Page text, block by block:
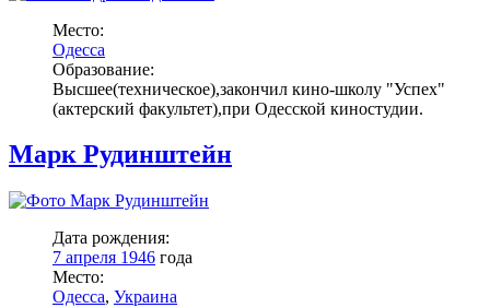
Место:
Одесса
Образование:
Высшее(техническое),закончил кино-школу "Успех"
(актерский факультет),при Одесской киностудии.
Марк Рудинштейн
Дата рождения:
7 апреля 1946 года
Место:
Одесса, Украина